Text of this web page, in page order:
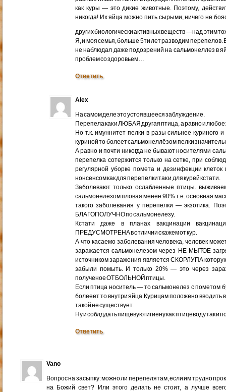
как куры — это дикие животные. Поэтому,
никогда! Их яйца можно пить сырыми, ничего не
других биологически активных веществ — над этим
Я, и моя семья, больше 5ти лет разводим перепелов.
не наблюдал даже подозрений на сальмонеллез в
проблем со здоровьем…
Ответить
Alex
На самом деле это устоявшееся заблуждение.
Перепела как и ЛЮБАЯ другая птица, а равно и
Но т.к. имуннитет пелки в разы сильнее куриного
куриной то болеет сальмонеллёзом пелки
А равно и почти никогда не бывают носителями
перепелка сотержится только на сетке, при
регулярной уборке помета и дезинфекции
нонсенсом как для перепелки так и для курей кстати.
Заболевают только ослабленные птицы.
сальмонелезом пловая менее 90% т.е. основная
такого заболевания у перепелки — экзотика.
БЛАГОПОЛУЧНО по сальмонелезу.
Кстати даже в планах вакцинации
ПРЕДУСМОТРЕНА в отличии скажем от кур.
А что касаемо заболевания человека, человек
заражается сальмонелезом через НЕ МЫТОЕ
источником заражения является СКОРЛУПА
забыли помыть. И только 20% — это через
полученое ОТ БОЛЬНОЙ птицы.
Если птица носитель — то сальмонелез с пометом
болееет то внутри яйца.Курицам положено вводить
такой не существует.
Ну и соблддать пищевую гигиену как птицеводу так и
Ответить
Vano
Вопрос на засыпку: можно ли перепелятам, если им трудно
на Божий свет? Или этого делать не стоит, а лучше